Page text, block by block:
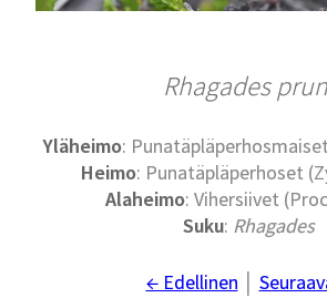
Rhagades
Yläheimo:
Heimo: Punatäpläperhoset
Alaheimo: Vihersiivet
Suku: Rhagades
← Edellinen